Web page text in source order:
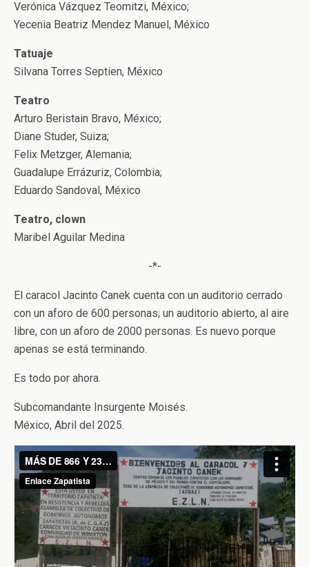
Verónica Vázquez Teomitzi, México;
Yecenia Beatriz Mendez Manuel, México
Tatuaje
Silvana Torres Septien, México
Teatro
Arturo Beristain Bravo, México;
Diane Studer, Suiza;
Felix Metzger, Alemania;
Guadalupe Errázuriz, Colombia;
Eduardo Sandoval, México
Teatro, clown
Maribel Aguilar Medina
-*-
El caracol Jacinto Canek cuenta con un auditorio cerrado
con un aforo de 600 personas; un auditorio abierto, al aire
libre, con un aforo de 2000 personas. Es nuevo porque
apenas se está terminando.
Es todo por ahora.
Subcomandante Insurgente Moisés.
México, Abril del 2025.